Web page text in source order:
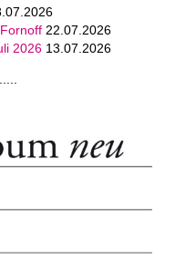
22.07.2026
2026 13.07.2026